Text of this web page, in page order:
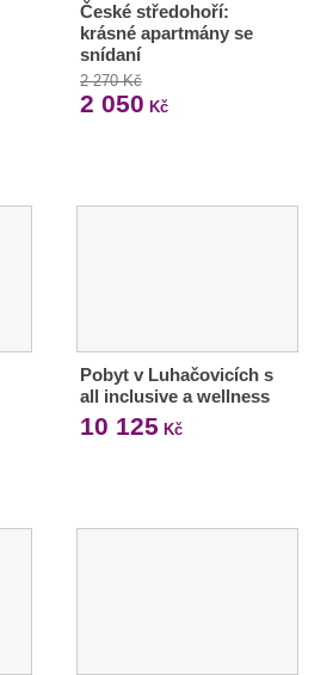
České středohoří:
krásné apartmány se
snídaní
2 270 Kč
2 050 Kč
Pobyt v Luhačovicích s
all inclusive a wellness
10 125 Kč